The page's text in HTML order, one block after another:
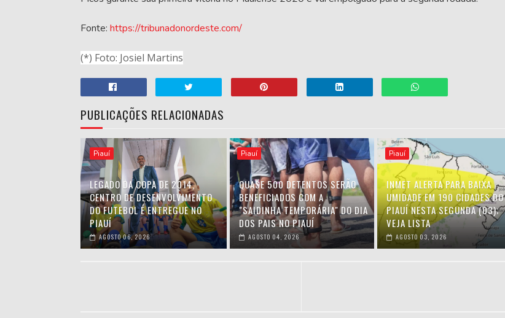
Fonte: https://tribunadonordeste.com/
(*) Foto: Josiel Martins
PUBLICAÇÕES RELACIONADAS
Piauí
LEGADO DA COPA DE 2014,
CENTRO DE DESENVOLVIMENTO
DO FUTEBOL É ENTREGUE NO
PIAUÍ
AGOSTO 06, 2026
Piauí
QUASE 500 DETENTOS SERÃO
BENEFICIADOS COM A
"SAIDINHA TEMPORÁRIA" DO DIA
DOS PAIS NO PIAUÍ
AGOSTO 04, 2026
Piauí
INMET ALERTA PARA BAIXA
UMIDADE EM 190 CIDADES DO
PIAUÍ NESTA SEGUNDA (03);
VEJA LISTA
AGOSTO 03, 2026